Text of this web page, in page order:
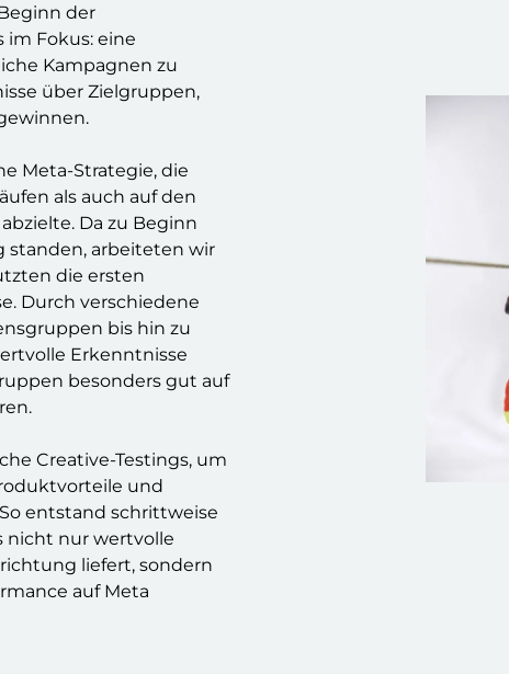
der
im Fokus: eine
Kampagnen zu
über Zielgruppen,
Meta-Strategie, die
als auch auf den
Da zu Beginn
standen, arbeiteten wir
die ersten
Durch verschiedene
bis hin zu
Erkenntnisse
besonders gut auf
Creative-Testings, um
und
entstand schrittweise
nicht nur wertvolle
liefert, sondern
auf Meta